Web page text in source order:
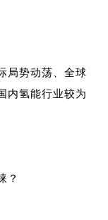
局势动荡、全球
内氢能行业较为
？